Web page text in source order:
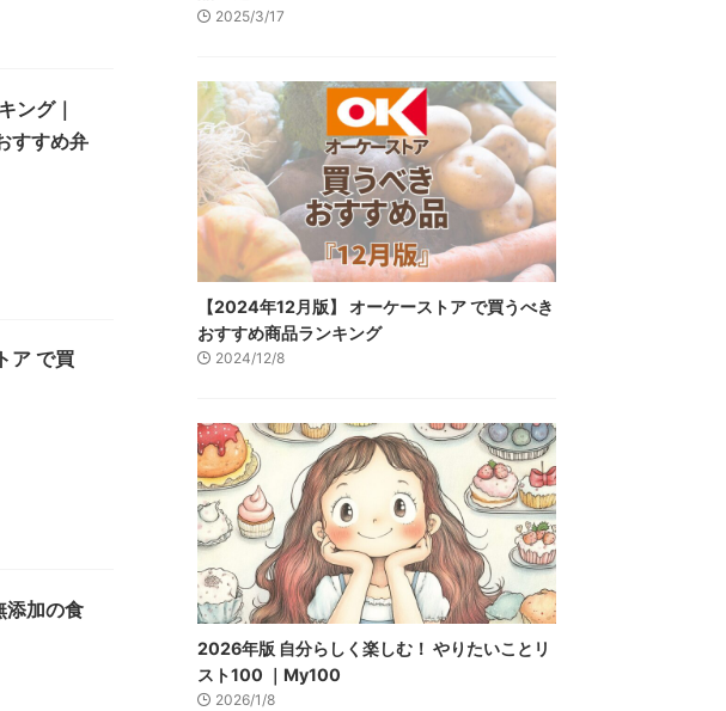
ング｜
すすめ弁
ア で買
添加の食
2025/3/17
【2024年12月版】 オーケーストア で買うべき
おすすめ商品ランキング
2024/12/8
2026年版 自分らしく楽しむ！ やりたいことリ
スト100 ｜My100
2026/1/8